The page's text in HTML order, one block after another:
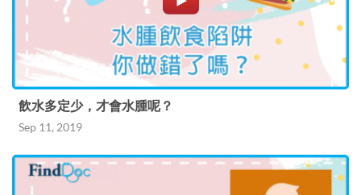
飲水多定少，才會水腫呢？
Sep 11, 2019